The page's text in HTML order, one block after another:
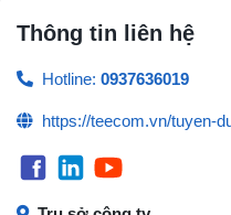
Thông tin liên hệ
Hotline: 0937636019
https://teecom.vn/tuyen-